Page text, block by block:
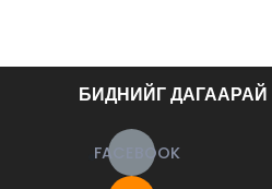
БИДНИЙГ ДАГААРАЙ
FACEBOOK